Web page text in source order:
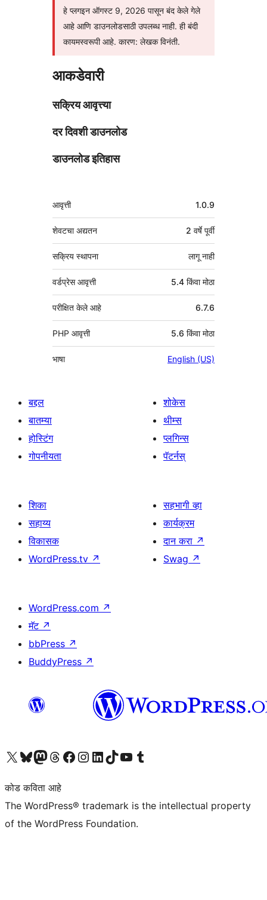
हे प्लगइन ऑगस्ट 9, 2026 पासून बंद केले गेले
आहे आणि डाउनलोडसाठी उपलब्ध नाही. ही बंदी
कायमस्वरूपी आहे. कारण: लेखक विनंती.
आकडेवारी
सक्रिय आवृत्त्या
दर दिवशी डाउनलोड
डाउनलोड इतिहास
मेटा
आवृत्ती 1.0.9
शेवटचा अद्यतन 2 वर्षेपूर्वी
सक्रिय स्थापना लागू नाही
वर्डप्रेस आवृत्ती 5.4 किंवा मोठा
परीक्षित केले आहे 6.7.6
PHP आवृत्ती 5.6 किंवा मोठा
भाषा English (US)
बद्दल
बातम्या
होस्टिंग
गोपनीयता
शोकेस
थीम्स
प्लगिन्स
पॅटर्नस्
शिका
सहाय्य
विकासक
WordPress.tv ↗
सहभागी व्हा
कार्यक्रम
दान करा ↗
Swag ↗
WordPress.com ↗
मॅट ↗
bbPress ↗
BuddyPress ↗
आमच्या X (एक्स) (पूर्वीचे ट्विटर) खात्याला भेट द्या आमच्या ब्लूस्की खात्याला भेट द्या.आमच्या Mastodon खात्याला भेट द्या.आमच्या थ्रेड्स खात्याला भेट द्या. आमच्या फेसबुक पेजला भेट द्या आमच्या इंस्टाग्राम खात्याला भेट द्या आमच्या लिंक्डइन खात्याला भेट द्या आमच्या टिकटॉक अकाउंटला भेट द्या.आमच्या यूट्यूब चॅनेलला भेट द्या आमच्या टंबलर खात्याला भेट द्या.
कोड कविता आहे
The WordPress® trademark is the intellectual property
of the WordPress Foundation.